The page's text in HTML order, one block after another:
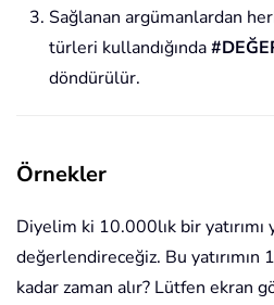
Sağlanan argümanlardan
türleri kullandığında
döndürülür.
Örnekler
Diyelim ki 10.000lık bir yatırımı
değerlendireceğiz. Bu yatırımın
kadar zaman alır? Lütfen ekran